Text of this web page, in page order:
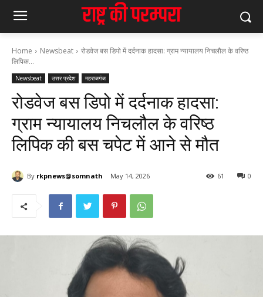
Home Newsbeat
रोडवेज बस डिपो में दर्दनाक हादसा: ग्राम न्यायालय निचलौल के वरिष्ठ
लिपिक...
Newsbeat उत्तर प्रदेश महराजगंज
रोडवेज बस डिपो में दर्दनाक हादसा:
ग्राम न्यायालय निचलौल के वरिष्ठ
लिपिक की बस चपेट में आने से मौत
By rkpnews@somnath May 14, 2026 0
61